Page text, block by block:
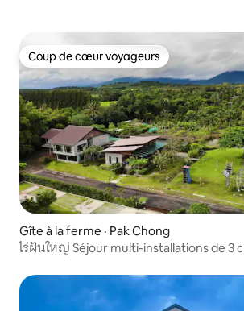
Coup de cœur voyageurs
Coup de cœur voyageurs
Gîte à la ferme · Pak Chong
ไร่ฝันใหญ่ Séjour multi-installations de 3